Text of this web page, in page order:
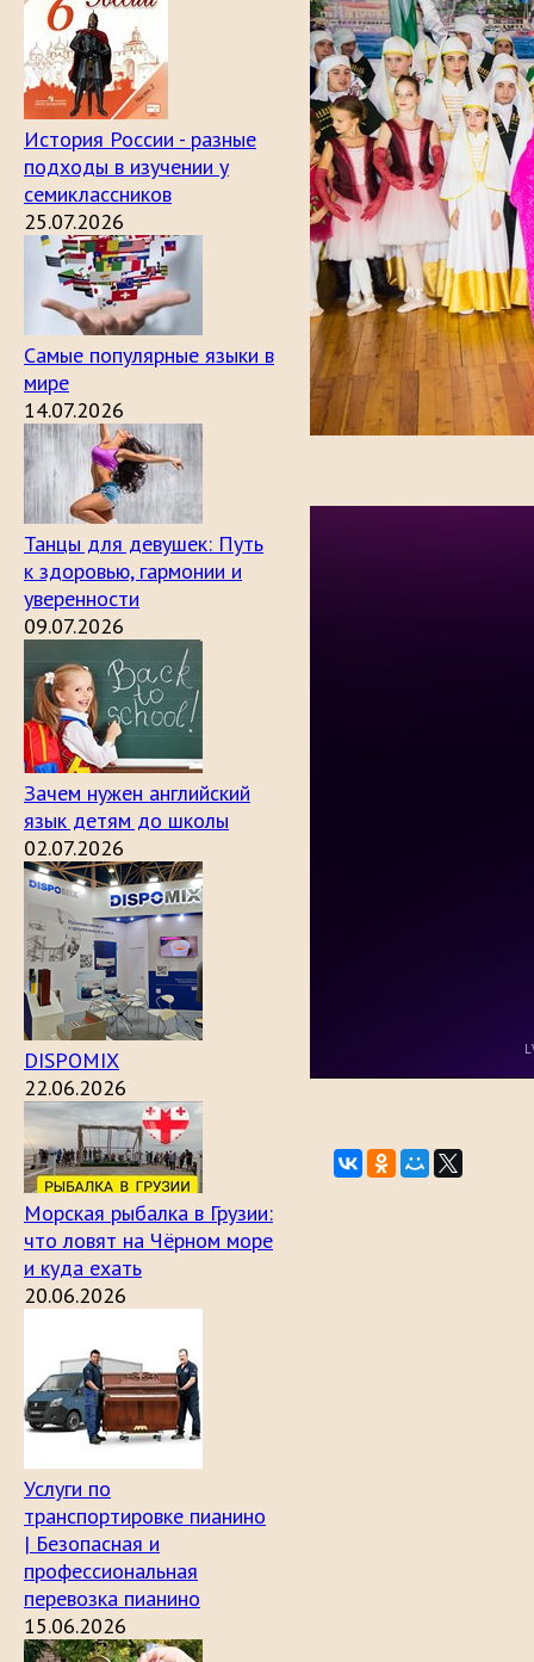
История России - разные
подходы в изучении у
семиклассников
25.07.2026
Самые популярные языки в
мире
14.07.2026
Танцы для девушек: Путь
к здоровью, гармонии и
уверенности
09.07.2026
Зачем нужен английский
язык детям до школы
02.07.2026
DISPOMIX
22.06.2026
Морская рыбалка в Грузии:
что ловят на Чёрном море
и куда ехать
20.06.2026
Услуги по
транспортировке пианино
| Безопасная и
профессиональная
перевозка пианино
15.06.2026